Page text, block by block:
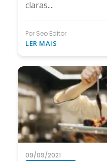
claras....
Por Seo Editor
LER MAIS
09/09/2021